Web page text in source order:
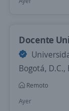
Docente
Bogotá, D.C.,
Remoto
Ayer